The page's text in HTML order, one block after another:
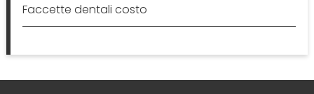
Faccette dentali costo